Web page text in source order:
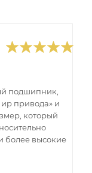
подшипник,
привода» и
который
более высокие